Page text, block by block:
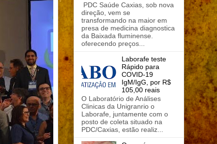
PDC Saúde Caxias, sob nova
direção, vem se
transformando na maior em
presa de medicina diagnostica
da Baixada fluminense.
oferecendo preços...
Laborafe teste
Rápido para
COVID-19
IgM/IgG, por R$
105,00 reais
O Laboratório de Análises
Clinicas da Unigranrio o
Laborafe, juntamente com o
posto de coleta situado na
PDC/Caxias, estão realiz...